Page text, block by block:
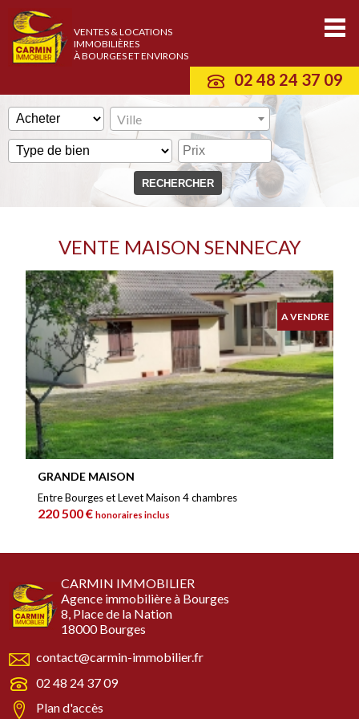
VENTES & LOCATIONS
IMMOBILIÈRES
À BOURGES ET ENVIRONS
02 48 24 37 09
Ville
VENTE MAISON SENNECAY
A VENDRE
GRANDE MAISON
Entre Bourges et Levet Maison 4 chambres
220 500 €honoraires inclus
CARMIN IMMOBILIER
Agence immobilière à Bourges
8, Place de la Nation
18000 Bourges
contact@carmin-immobilier.fr
02 48 24 37 09
Plan d'accès